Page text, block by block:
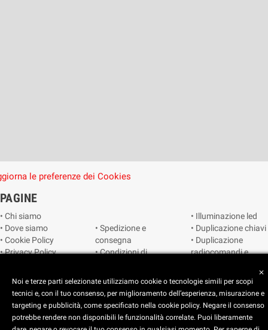
le preferenze dei Cookies
PAGINE
• Chi siamo
• Dove siamo
• Cookie Policy
• Privacy Policy
• Spedizione e
consegna
• Condizioni di
• Illuminazione led
• Duplicazione chiavi
• Duplicazione
radiocomandi e
• Video sorveglianza
Copyright © 2025 CEART | Negozio di elettronica Torino
close
Noi e terze parti selezionate utilizziamo cookie o tecnologie simili per scopi
tecnici e, con il tuo consenso, per miglioramento dell’esperienza, misurazione e
targeting e pubblicità, come specificato nella cookie policy. Negare il consenso
potrebbe rendere non disponibili le funzionalità correlate. Puoi liberamente